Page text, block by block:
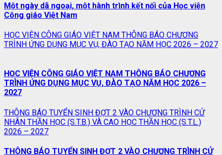
Một ngày dã ngoại, một hành trình kết nối của Học viện
Công giáo Việt Nam
HỌC VIỆN CÔNG GIÁO VIỆT NAM THÔNG BÁO CHƯƠNG
TRÌNH ỨNG DỤNG MỤC VỤ, ĐÀO TẠO NĂM HỌC 2026 – 2027
HỌC VIỆN CÔNG GIÁO VIỆT NAM THÔNG BÁO CHƯƠNG
TRÌNH ỨNG DỤNG MỤC VỤ, ĐÀO TẠO NĂM HỌC 2026 –
2027
THÔNG BÁO TUYỂN SINH ĐỢT 2 VÀO CHƯƠNG TRÌNH CỬ
NHÂN THẦN HỌC (S.T.B.) VÀ CAO HỌC THẦN HỌC (S.T.L.)
2026 – 2027
THÔNG BÁO TUYỂN SINH ĐỢT 2 VÀO CHƯƠNG TRÌNH CỬ